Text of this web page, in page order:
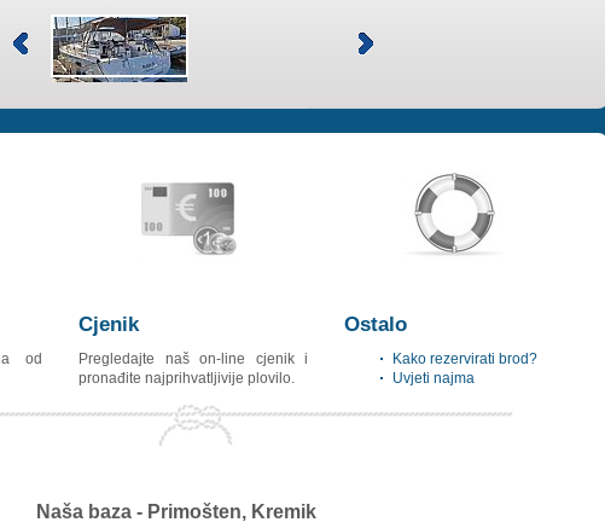
od
Cjenik
Pregledajte naš on-line cjenik i
pronađite najprihvatljivije plovilo.
Ostalo
Kako rezervirati brod?
Uvjeti najma
Naša baza - Primošten, Kremik